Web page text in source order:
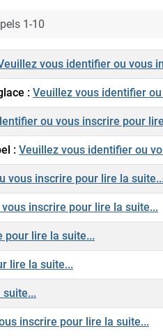
1-10
vous identifier ou vous
: Veuillez vous identifier
ou vous inscrire pour
: Veuillez vous identifier ou
vous inscrire pour lire la
inscrire pour lire la suite...
pour lire la suite...
lire la suite...
suite...
inscrire pour lire la suite...